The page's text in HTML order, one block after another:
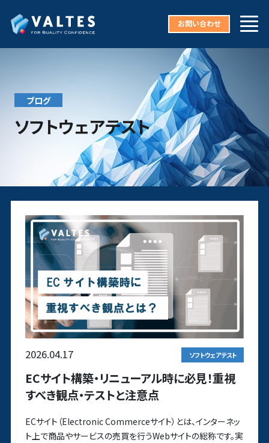
お問い合わせ
ブログ
ソフトウェアテスト
2026.04.17 ソフトウェアテスト
ECサイト構築・リニューアル時に必見！重視
すべき観点・テストと注意点
ECサイト（Electronic Commerceサイト）とは、インターネッ
ト上で商品やサービスの売買を行うWebサイトの総称です。実